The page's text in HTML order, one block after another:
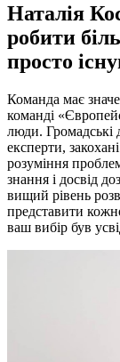
Наталія
робити
просто
Команда має
команді
люди. Громадські
експерти,
розуміння
знання і досвід
вищий рівень
представити
ваш вибір був